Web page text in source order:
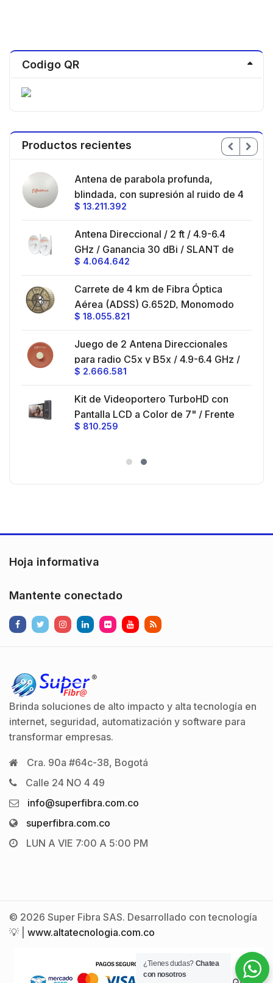
Codigo QR
Productos recientes
Antena de parabola profunda,
blindada, con supresión al ruido de 4
ft, 5.9-7.2 GHz, Ganancia 36 dBi con
hasta 80 km, Conectores N-hembra,
montaje con alineación milimétrica.
$ 13.211.392
Antena Direccional / 2 ft / 4.9-6.4
GHz / Ganancia 30 dBi / SLANT de
45 ° y 90 ° / Conector N-Hembra /
$ 4.064.642
Carrete de 4 km de Fibra Óptica
Aérea (ADSS) G.652D, Monomodo
de 24 Hilos, Exterior, Span 200,
$ 18.055.821
Juego de 2 Antena Direccionales
para radio C5x y B5x / 4.9-6.4 GHz /
Ganancia 27 dBi / Montaje incluido.
$ 2.666.581
Kit de Videoportero TurboHD con
Pantalla LCD a Color de 7" / Frente
de Calle para Exterior de
)130° de Visión (Gran Angular)
$ 810.259
Hoja informativa
Mantente conectado
Brinda soluciones de alto impacto y alta tecnología en
internet, seguridad, automatización y software para
transformar empresas.
Cra. 90a #64c-38, Bogotá
Calle 24 NO 4 49
info@superfibra.com.co
superfibra.com.co
LUN A VIE 7:00 A 5:00 PM
© 2026 Super Fibra SAS. Desarrollado con tecnología
💡 | www.altatecnologia.com.co
¿Tienes dudas? Chatea
con nosotros